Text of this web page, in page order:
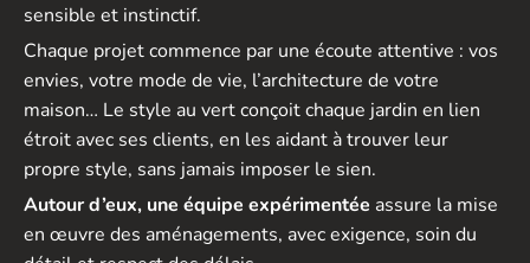
sensible et instinctif.
Chaque projet commence par une écoute attentive : vos
envies, votre mode de vie, l’architecture de votre
maison… Le style au vert conçoit chaque jardin en lien
étroit avec ses clients, en les aidant à trouver leur
propre style, sans jamais imposer le sien.
Autour d’eux, une équipe expérimentée assure la mise
en œuvre des aménagements, avec exigence, soin du